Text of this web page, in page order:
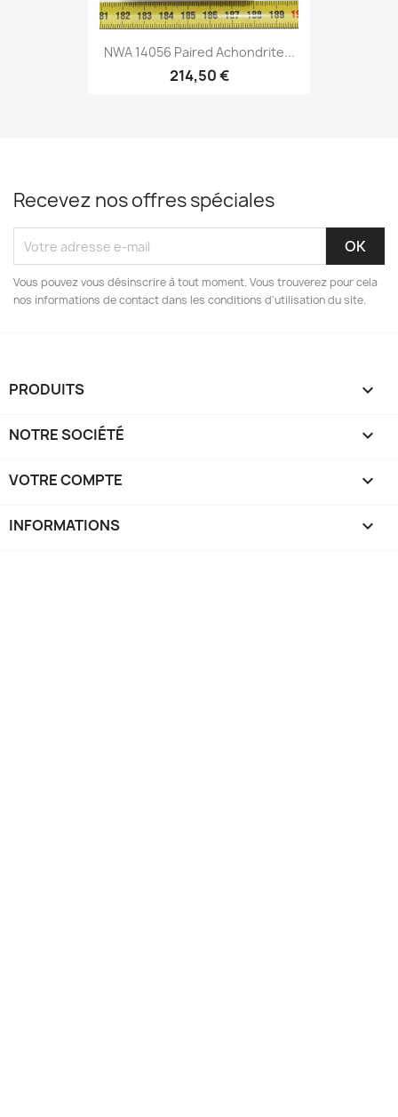
NWA 14056 Paired Achondrite...
214,50 €
Recevez nos offres spéciales
Vous pouvez vous désinscrire à tout moment. Vous trouverez pour cela
nos informations de contact dans les conditions d'utilisation du site.
PRODUITS 
NOTRE SOCIÉTÉ 
VOTRE COMPTE 
INFORMATIONS keyboard_arrow_down